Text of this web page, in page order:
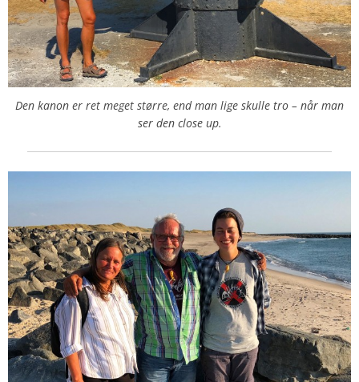
Den kanon er ret meget større, end man lige skulle tro – når man
ser den close up.